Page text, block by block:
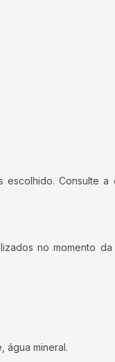
Consulte a
no momento
água mineral.